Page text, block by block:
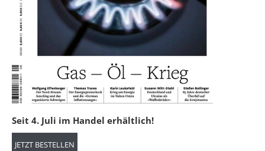
Seit 4. Juli im Handel erhältlich!
JETZT BESTELLEN